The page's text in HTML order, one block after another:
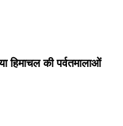
हिमाचल की पर्वतमालाओं